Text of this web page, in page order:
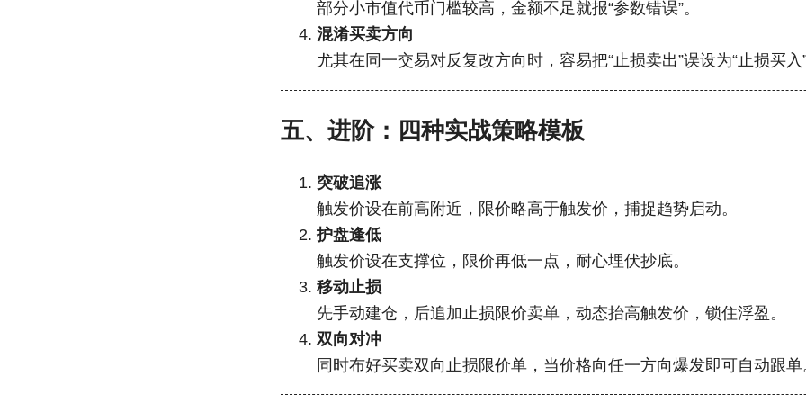
部分小市值代币门槛较高，金额不足就报“参数错误”。
混淆买卖方向
尤其在同一交易对反复改方向时，容易把“止损卖出”误设为“止损买入
五、进阶：四种实战策略模板
突破追涨
触发价设在前高附近，限价略高于触发价，捕捉趋势启动。
护盘逢低
触发价设在支撑位，限价再低一点，耐心埋伏抄底。
移动止损
先手动建仓，后追加止损限价卖单，动态抬高触发价，锁住浮盈。
双向对冲
同时布好买卖双向止损限价单，当价格向任一方向爆发即可自动跟单